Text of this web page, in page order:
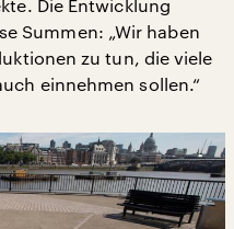
Die Entwicklung
Summen: „Wir haben
zu tun, die viele
einnehmen sollen.“